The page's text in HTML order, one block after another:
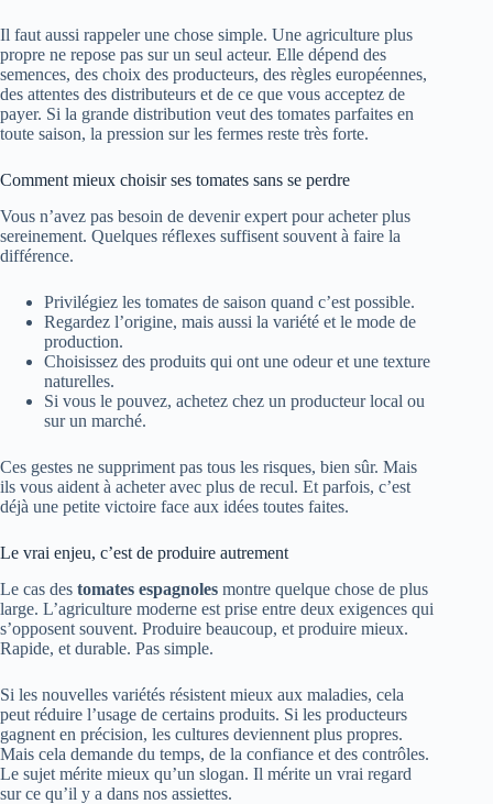
Il faut aussi rappeler une chose simple. Une agriculture plus
propre ne repose pas sur un seul acteur. Elle dépend des
semences, des choix des producteurs, des règles européennes,
des attentes des distributeurs et de ce que vous acceptez de
payer. Si la grande distribution veut des tomates parfaites en
toute saison, la pression sur les fermes reste très forte.
Comment mieux choisir ses tomates sans se perdre
Vous n’avez pas besoin de devenir expert pour acheter plus
sereinement. Quelques réflexes suffisent souvent à faire la
différence.
Privilégiez les tomates de saison quand c’est possible.
Regardez l’origine, mais aussi la variété et le mode de
production.
Choisissez des produits qui ont une odeur et une texture
naturelles.
Si vous le pouvez, achetez chez un producteur local ou
sur un marché.
Ces gestes ne suppriment pas tous les risques, bien sûr. Mais
ils vous aident à acheter avec plus de recul. Et parfois, c’est
déjà une petite victoire face aux idées toutes faites.
Le vrai enjeu, c’est de produire autrement
Le cas des tomates espagnoles montre quelque chose de plus
large. L’agriculture moderne est prise entre deux exigences qui
s’opposent souvent. Produire beaucoup, et produire mieux.
Rapide, et durable. Pas simple.
Si les nouvelles variétés résistent mieux aux maladies, cela
peut réduire l’usage de certains produits. Si les producteurs
gagnent en précision, les cultures deviennent plus propres.
Mais cela demande du temps, de la confiance et des contrôles.
Le sujet mérite mieux qu’un slogan. Il mérite un vrai regard
sur ce qu’il y a dans nos assiettes.